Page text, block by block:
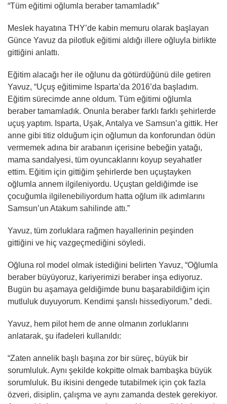
“Tüm eğitimi oğlumla beraber tamamladık”
Meslek hayatına THY’de kabin memuru olarak başlayan
Günce Yavuz da pilotluk eğitimi aldığı illere oğluyla birlikte
gittiğini anlattı.
Eğitim alacağı her ile oğlunu da götürdüğünü dile getiren
Yavuz, “Uçuş eğitimime Isparta’da 2016’da başladım.
Eğitim sürecimde anne oldum. Tüm eğitimi oğlumla
beraber tamamladık. Onunla beraber farklı farklı şehirlerde
uçuş yaptım. Isparta, Uşak, Antalya ve Samsun’a gittik. Her
anne gibi titiz olduğum için oğlumun da konforundan ödün
vermemek adına bir arabanın içerisine bebeğin yatağı,
mama sandalyesi, tüm oyuncaklarını koyup seyahatler
ettim. Eğitim için gittiğim şehirlerde ben uçuştayken
oğlumla annem ilgileniyordu. Uçuştan geldiğimde ise
çocuğumla ilgilenebiliyordum hatta oğlum ilk adımlarını
Samsun’un Atakum sahilinde attı.”
Yavuz, tüm zorluklara rağmen hayallerinin peşinden
gittiğini ve hiç vazgeçmediğini söyledi.
Oğluna rol model olmak istediğini belirten Yavuz, “Oğlumla
beraber büyüyoruz, kariyerimizi beraber inşa ediyoruz.
Bugün bu aşamaya geldiğimde bunu başarabildiğim için
mutluluk duyuyorum. Kendimi şanslı hissediyorum.” dedi.
Yavuz, hem pilot hem de anne olmanın zorluklarını
anlatarak, şu ifadeleri kullanıldı:
“Zaten annelik başlı başına zor bir süreç, büyük bir
sorumluluk. Aynı şekilde kokpitte olmak bambaşka büyük
sorumluluk. Bu ikisini dengede tutabilmek için çok fazla
özveri, disiplin, çalışma ve aynı zamanda destek gerekiyor.